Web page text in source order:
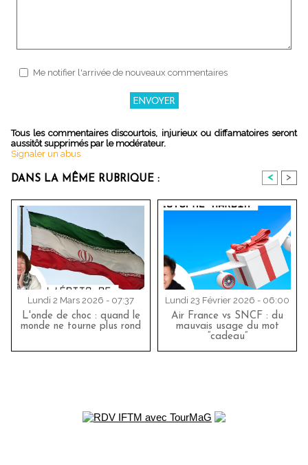
Me notifier l'arrivée de nouveaux commentaires
Tous les commentaires discourtois, injurieux ou diffamatoires seront
aussitôt supprimés par le modérateur.
Signaler un abus
DANS LA MÊME RUBRIQUE : < >
Lundi 2 Mars 2026 - 07:37
L'onde de choc : quand le
monde ne tourne plus rond
Lundi 23 Février 2026 - 06:00
Air France vs SNCF : du
mauvais usage du mot
“cadeau”